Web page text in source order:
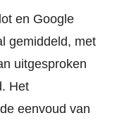
en Google
gemiddeld, met
uitgesproken
Het
eenvoud van